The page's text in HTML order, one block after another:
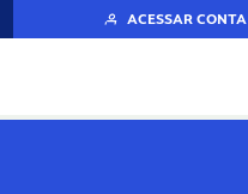
ACESSAR CONTA